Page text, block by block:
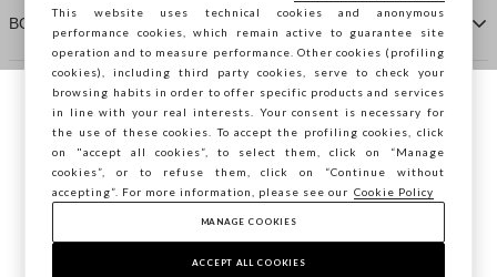
ΒΟΗΘΕΙΑ
ΠΡΑΚΤΟΡΕΙΟ
ΕΠΙΚΟΙΝΩΝΗΣΤΕ ΜΑΖΙ ΜΑΣ
Copyright © Ovs S.p.A. ΑΦΜ: 04240010274 - Εταιρικό
κεφάλαιο 290.923.470 -
Περιηγείστε στο STEFANEL Ελλάδας, θέλετε
να αποθηκεύσετε την τοποθεσία σας;
ΕΠΙΒΕΒΑΊΩΣΗ
This website uses technical cookies and anonymous
performance cookies, which remain active to guarantee site
operation and to measure performance. Other cookies (profiling
cookies), including third party cookies, serve to check your
browsing habits in order to offer specific products and services
in line with your real interests. Your consent is necessary for
the use of these cookies. To accept the profiling cookies, click
on "accept all cookies”, to select them, click on “Manage
cookies”, or to refuse them, click on “Continue without
accepting”. For more information, please see our Cookie Policy
MANAGE COOKIES
ACCEPT ALL COOKIES